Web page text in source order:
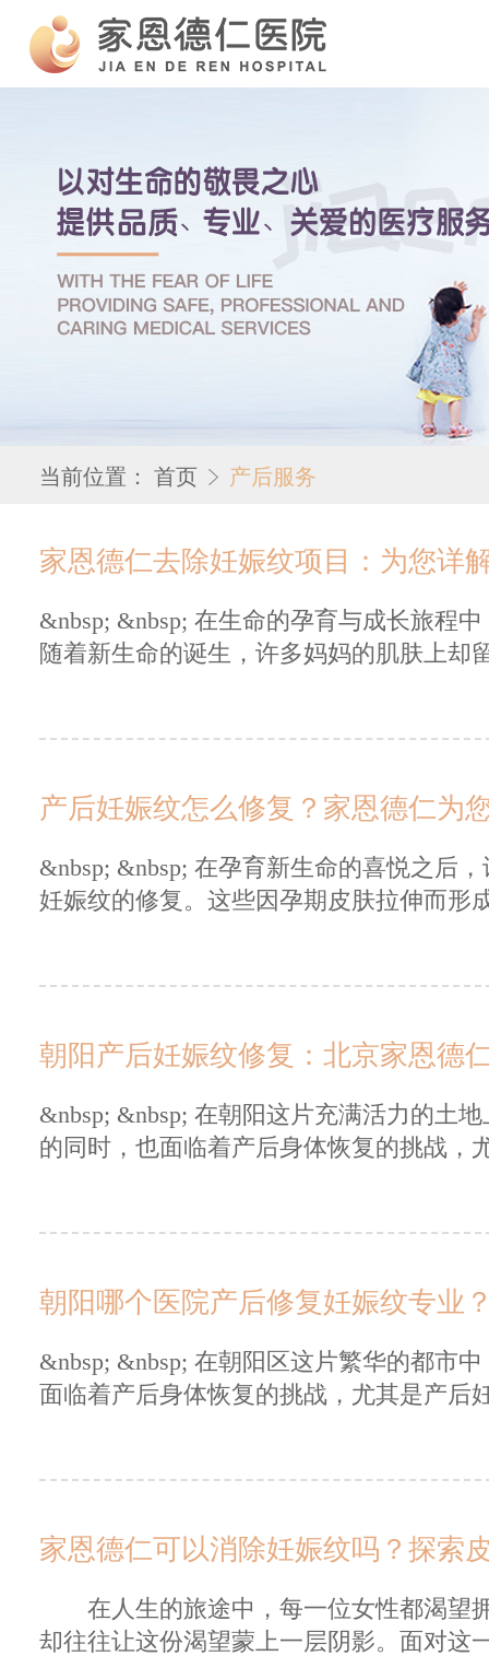
当前位置： 首页 产后服务
家恩德仁去除妊娠纹项目：为您详
&nbsp; &nbsp; 在生命的孕育与成长旅程
随着新生命的诞生，许多妈妈的肌肤上却
产后妊娠纹怎么修复？家恩德仁为
&nbsp; &nbsp; 在孕育新生命的喜悦之后
妊娠纹的修复。这些因孕期皮肤拉伸而形
朝阳产后妊娠纹修复：北京家恩德
&nbsp; &nbsp; 在朝阳这片充满活力的土
的同时，也面临着产后身体恢复的挑战，
朝阳哪个医院产后修复妊娠纹专业
&nbsp; &nbsp; 在朝阳区这片繁华的都市
面临着产后身体恢复的挑战，尤其是产后
家恩德仁可以消除妊娠纹吗？探索
在人生的旅途中，每一位女性都渴望
却往往让这份渴望蒙上一层阴影。面对这